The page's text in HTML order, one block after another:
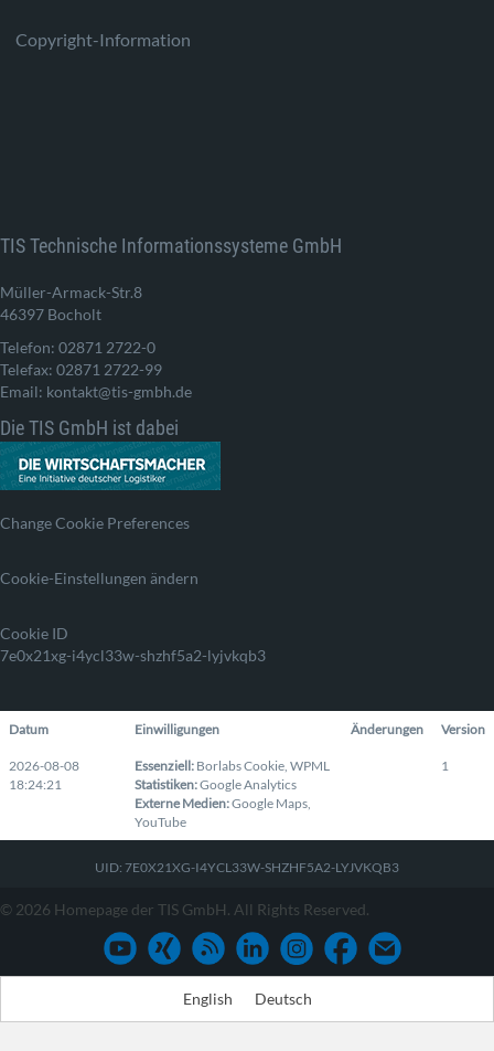
Copyright-Information
TIS Technische Informationssysteme GmbH
Müller-Armack-Str.8
46397 Bocholt
Telefon: 02871 2722-0
Telefax: 02871 2722-99
Email: kontakt@tis-gmbh.de
Die TIS GmbH ist dabei
Change Cookie Preferences
Cookie-Einstellungen ändern
Cookie ID
7e0x21xg-i4ycl33w-shzhf5a2-lyjvkqb3
Datum Einwilligungen Änderungen Version
2026-08-08
18:24:21
Essenziell: Borlabs Cookie WPML
Statistiken:Google Analytics
Externe Medien:Google Maps
YouTube
1
UID: 7E0X21XG-I4YCL33W-SHZHF5A2-LYJVKQB3
© 2026 Homepage der TIS GmbH. All Rights Reserved.
English Deutsch